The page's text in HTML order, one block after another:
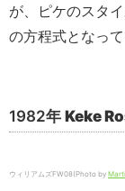
が、ピケのスタ
の方程式となって
1982年 Keke
ウィリアムズFW08(Photo by